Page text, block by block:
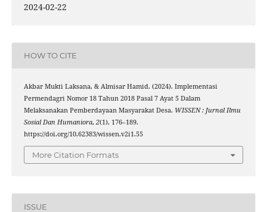
2024-02-22
HOW TO CITE
Akbar Mukti Laksana, & Almisar Hamid. (2024). Implementasi
Permendagri Nomor 18 Tahun 2018 Pasal 7 Ayat 5 Dalam
Melaksanakan Pemberdayaan Masyarakat Desa. WISSEN : Jurnal Ilmu
Sosial Dan Humaniora, 2(1), 176–189.
https://doi.org/10.62383/wissen.v2i1.55
More Citation Formats
ISSUE